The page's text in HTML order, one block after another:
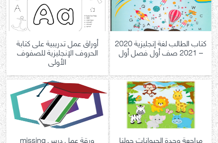
كتاب الطالب لغة إنجليزية 2020
– 2021 صف أول فصل أول
أوراق عمل تدريبية على كتابة
الحروف الإنجليزية للصفوف
الأولى
مراجعة وحدة الحيوانات حولنا ورقة عمل درس missing